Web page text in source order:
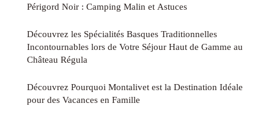
Périgord Noir : Camping Malin et Astuces
Découvrez les Spécialités Basques Traditionnelles
Incontournables lors de Votre Séjour Haut de Gamme au
Château Régula
Découvrez Pourquoi Montalivet est la Destination Idéale
pour des Vacances en Famille